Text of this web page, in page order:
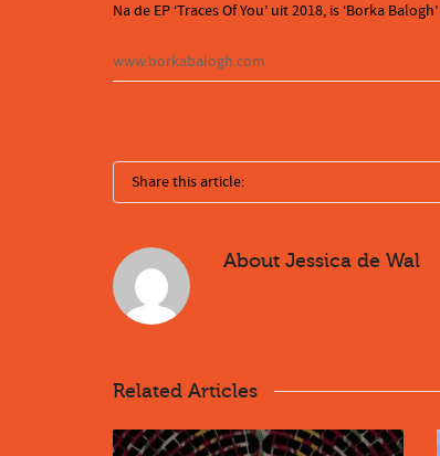
Na de EP ‘Traces Of You’ uit 2018, is ‘Borka
www.borkabalogh.com
Share this article:
About Jessica de Wal
Related Articles